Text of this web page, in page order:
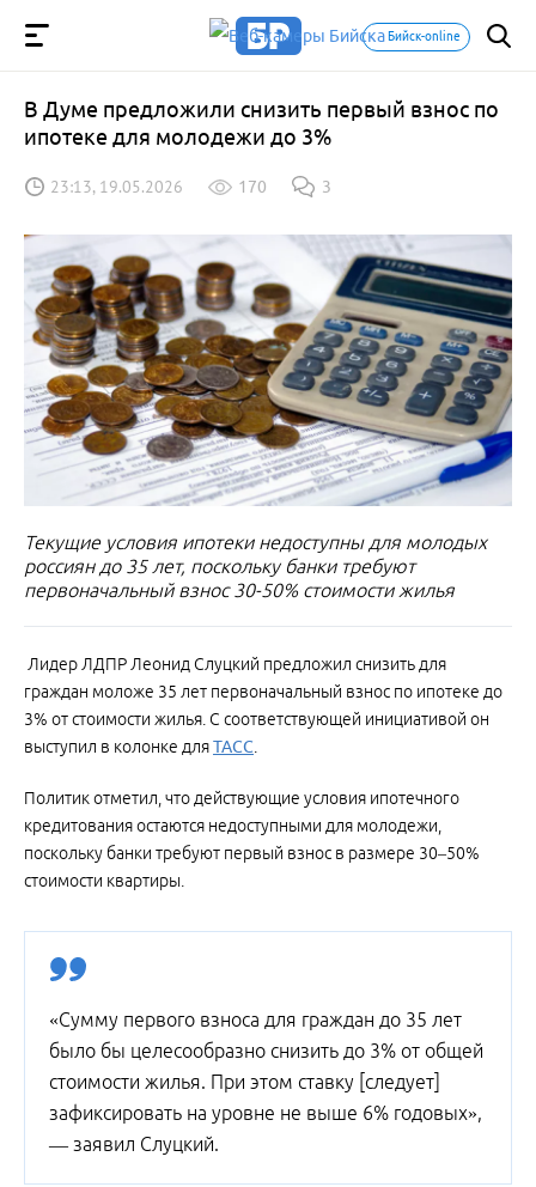
Бийск-online
В Думе предложили снизить первый взнос по
ипотеке для молодежи до 3%
23:13, 19.05.2026 170 3
Текущие условия ипотеки недоступны для молодых
россиян до 35 лет, поскольку банки требуют
первоначальный взнос 30-50% стоимости жилья
Лидер ЛДПР Леонид Слуцкий предложил снизить для
граждан моложе 35 лет первоначальный взнос по ипотеке до
3% от стоимости жилья. С соответствующей инициативой он
выступил в колонке дляТАСС.
Политик отметил, что действующие условия ипотечного
кредитования остаются недоступными для молодежи,
поскольку банки требуют первый взнос в размере 30–50%
стоимости квартиры.
«Сумму первого взноса для граждан до 35 лет
было бы целесообразно снизить до 3% от общей
стоимости жилья. При этом ставку [следует]
зафиксировать на уровне не выше 6% годовых»,
— заявил Слуцкий.